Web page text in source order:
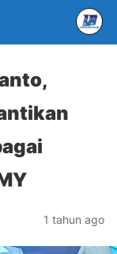
1 tahun ago